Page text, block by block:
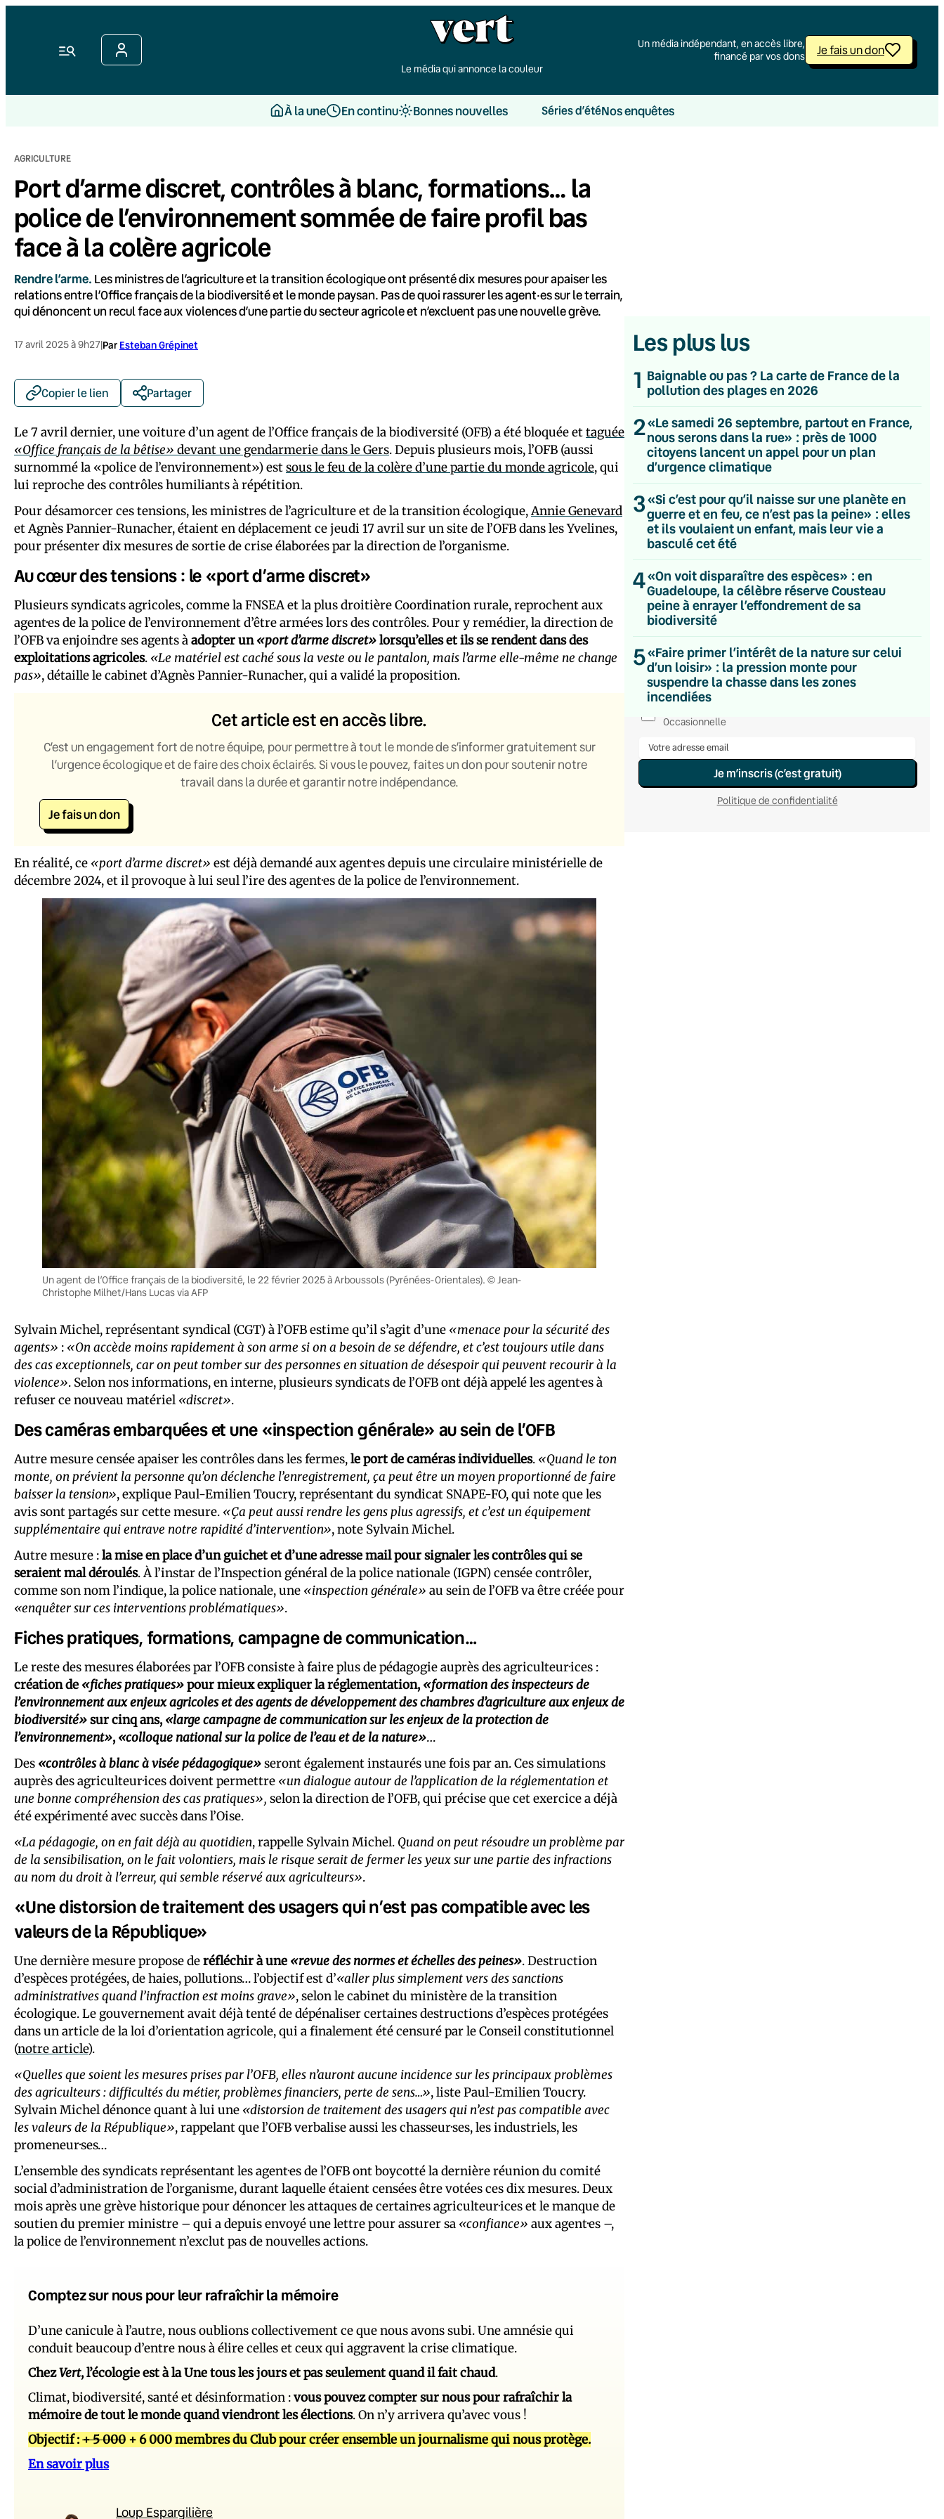
Menu
Le média qui annonce la couleur
Un média indépendant, en accès libre,
financé par vos dons
Je fais un don
À la une En continu Bonnes nouvelles Séries d’étéNos enquêtes
AGRICULTURE
Port d’arme discret, contrôles à blanc, formations… la
police de l’environnement sommée de faire profil bas
face à la colère agricole
Rendre l’arme. Les ministres de l’agriculture et la transition écologique ont présenté dix mesures pour apaiser les
relations entre l’Office français de la biodiversité et le monde paysan. Pas de quoi rassurer les agent·es sur le terrain,
qui dénoncent un recul face aux violences d’une partie du secteur agricole et n’excluent pas une nouvelle grève.
17 avril 2025 à 9h27|Par Esteban Grépinet
Copier le lien Partager
Le 7 avril dernier, une voiture d’un agent de l’Office français de la biodiversité (OFB) a été bloquée ettaguée
«Office français de la bêtise» devant une gendarmerie dans le Gers. Depuis plusieurs mois, l’OFB (aussi
surnommé la «police de l’environnement») estsous le feu de la colère d’une partie du monde agricole, qui
lui reproche des contrôles humiliants à répétition.
Pour désamorcer ces tensions, les ministres de l’agriculture et de la transition écologique,Annie Genevard
et Agnès Pannier-Runacher, étaient en déplacement ce jeudi 17 avril sur un site de l’OFB dans les Yvelines,
pour présenter dix mesures de sortie de crise élaborées par la direction de l’organisme.
Au cœur des tensions : le «port d’arme discret»
Plusieurs syndicats agricoles, comme la FNSEA et la plus droitière Coordination rurale, reprochent aux
agent·es de la police de l’environnement d’être armé·es lors des contrôles. Pour y remédier, la direction de
l’OFB va enjoindre ses agents àadopter un«port d’arme discret»lorsqu’elles et ils se rendent dans des
exploitations agricoles. «Le matériel est caché sous la veste ou le pantalon, mais l’arme elle-même ne change
pas», détaille le cabinet d’Agnès Pannier-Runacher, qui a validé la proposition.
Cet article est en accès libre.
C’est un engagement fort de notre équipe, pour permettre à tout le monde de s’informer gratuitement sur
l’urgence écologique et de faire des choix éclairés. Si vous le pouvez, faites un don pour soutenir notre
travail dans la durée et garantir notre indépendance.
Je fais un don
En réalité, ce «port d’arme discret» est déjà demandé aux agent·es depuis une circulaire ministérielle de
décembre 2024, et il provoque à lui seul l’ire des agent·es de la police de l’environnement.
Un agent de l’Office français de la biodiversité, le 22 février 2025 à Arboussols (Pyrénées-Orientales). © Jean-
Christophe Milhet/Hans Lucas via AFP
Sylvain Michel, représentant syndical (CGT) à l’OFB estime qu’il s’agit d’une «menace pour la sécurité des
agents» : «On accède moins rapidement à son arme si on a besoin de se défendre, et c’est toujours utile dans
des cas exceptionnels, car on peut tomber sur des personnes en situation de désespoir qui peuvent recourir à la
violence». Selon nos informations, en interne, plusieurs syndicats de l’OFB ont déjà appelé les agent·es à
refuser ce nouveau matériel «discret».
Des caméras embarquées et une «inspection générale» au sein de l’OFB
Autre mesure censée apaiser les contrôles dans les fermes,le port de caméras individuelles. «Quand le ton
monte, on prévient la personne qu’on déclenche l’enregistrement, ça peut être un moyen proportionné de faire
baisser la tension», explique Paul-Emilien Toucry, représentant du syndicat SNAPE-FO, qui note que les
avis sont partagés sur cette mesure. «Ça peut aussi rendre les gens plus agressifs, et c’est un équipement
supplémentaire qui entrave notre rapidité d’intervention», note Sylvain Michel.
Autre mesure :la mise en place d’un guichet et d’une adresse mail pour signaler les contrôles qui se
seraient mal déroulés. À l’instar de l’Inspection général de la police nationale (IGPN) censée contrôler,
comme son nom l’indique, la police nationale, une «inspection générale» au sein de l’OFB va être créée pour
«enquêter sur ces interventions problématiques».
Fiches pratiques, formations, campagne de communication…
Le reste des mesures élaborées par l’OFB consiste à faire plus de pédagogie auprès des agriculteur·ices :
création de «fiches pratiques»pour mieux expliquer la réglementation, «formation des inspecteurs de
l’environnement aux enjeux agricoles et des agents de développement des chambres d’agriculture aux enjeux de
biodiversité»sur cinq ans, «large campagne de communication sur les enjeux de la protection de
l’environnement», «colloque national sur la police de l’eau et de la nature»…
Des «contrôles à blanc à visée pédagogique»seront également instaurés une fois par an. Ces simulations
auprès des agriculteur·ices doivent permettre «un dialogue autour de l’application de la réglementation et
une bonne compréhension des cas pratiques», selon la direction de l’OFB, qui précise que cet exercice a déjà
été expérimenté avec succès dans l’Oise.
«La pédagogie, on en fait déjà au quotidien, rappelle Sylvain Michel. Quand on peut résoudre un problème par
de la sensibilisation, on le fait volontiers, mais le risque serait de fermer les yeux sur une partie des infractions
au nom du droit à l’erreur, qui semble réservé aux agriculteurs».
«Une distorsion de traitement des usagers qui n’est pas compatible avec les
valeurs de la République»
Une dernière mesure propose deréfléchir à une «revue des normes et échelles des peines». Destruction
d’espèces protégées, de haies, pollutions… l’objectif est d’«aller plus simplement vers des sanctions
administratives quand l’infraction est moins grave», selon le cabinet du ministère de la transition
écologique. Le gouvernement avait déjà tenté de dépénaliser certaines destructions d’espèces protégées
dans un article de la loi d’orientation agricole, qui a finalement été censuré par le Conseil constitutionnel
(notre article).
«Quelles que soient les mesures prises par l’OFB, elles n’auront aucune incidence sur les principaux problèmes
des agriculteurs : difficultés du métier, problèmes financiers, perte de sens…», liste Paul-Emilien Toucry.
Sylvain Michel dénonce quant à lui une «distorsion de traitement des usagers qui n’est pas compatible avec
les valeurs de la République», rappelant que l’OFB verbalise aussi les chasseur·ses, les industriels, les
promeneur·ses…
L’ensemble des syndicats représentant les agent·es de l’OFB ont boycotté la dernière réunion du comité
social d’administration de l’organisme, durant laquelle étaient censées être votées ces dix mesures. Deux
mois après une grève historique pour dénoncer les attaques de certain·es agriculteur·ices et le manque de
soutien du premier ministre – qui a depuis envoyé une lettre pour assurer sa «confiance» aux agent·es –,
la police de l’environnement n’exclut pas de nouvelles actions.
Comptez sur nous pour leur rafraîchir la mémoire
D’une canicule à l’autre, nous oublions collectivement ce que nous avons subi. Une amnésie qui
conduit beaucoup d’entre nous à élire celles et ceux qui aggravent la crise climatique.
ChezVert, l’écologie est à la Une tous les jours et pas seulement quand il fait chaud.
Climat, biodiversité, santé et désinformation :vous pouvez compter sur nous pour rafraîchir la
mémoire de tout le monde quand viendront les élections. On n’y arrivera qu’avec vous !
Objectif :+ 5 000 + 6 000 membres du Club pour créer ensemble un journalisme qui nous protège.
En savoir plus
Loup Espargilière
Les plus lus
1 Baignable ou pas ? La carte de France de la
pollution des plages en 2026
2«Le samedi 26 septembre, partout en France,
nous serons dans la rue» : près de 1000
citoyens lancent un appel pour un plan
d’urgence climatique
3«Si c’est pour qu’il naisse sur une planète en
guerre et en feu, ce n’est pas la peine» : elles
et ils voulaient un enfant, mais leur vie a
basculé cet été
4«On voit disparaître des espèces» : en
Guadeloupe, la célèbre réserve Cousteau
peine à enrayer l’effondrement de sa
biodiversité
5«Faire primer l’intérêt de la nature sur celui
d’un loisir» : la pression monte pour
suspendre la chasse dans les zones
incendiées
💌 Inscrivez-vous à nos newsletters
Quotidienne
Hebdomadaire
Le samedi
Chaleurs Actuelles
Une fois par mois
Occasionnelle
Je m’inscris (c’est gratuit)
Politique de confidentialité